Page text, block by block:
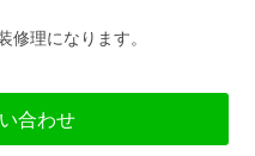
修理になります。
合わせ